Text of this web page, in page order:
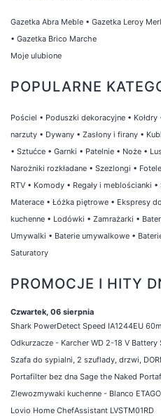
Gazetka Abra Meble • Gazetka Leroy
• Gazetka Brico Marche
Moje ulubione
POPULARNE
Pościel • Poduszki dekoracyjne • Kołdry
narzuty • Dywany • Zasłony i firany •
• Sztućce • Garnki • Patelnie • Noże •
Narożniki rozkładane • Szezlongi • Fotele
RTV • Komody • Regały i meblościanki •
Materace • Łóżka piętrowe • Ekspresy
kuchenne • Lodówki • Zamrażarki •
Umywalki • Baterie umywalkowe •
Saturatory
PROMOCJE I HITY
Czwartek, 06 sierpnia
Shark PowerDetect Speed IA1244EU
Odkurzacze - Karcher WD 2-18 V
Szafa do sypialni, 2 szuflady, drzwi,
Portafilter bez dna Sage the Naked
Zlewozmywaki kuchenne - Blanco
Lovio Home ChefAssistant LVSTM01RD